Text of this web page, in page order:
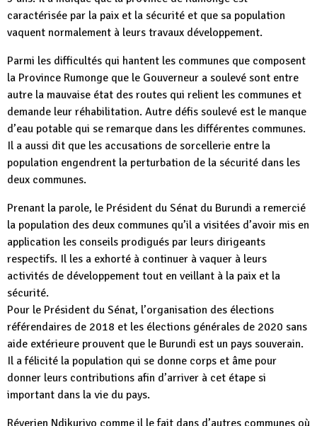
caractérisée par la paix et la sécurité et que sa population
vaquent normalement à leurs travaux développement.
Parmi les difficultés qui hantent les communes que composent
la Province Rumonge que le Gouverneur a soulevé sont entre
autre la mauvaise état des routes qui relient les communes et
demande leur réhabilitation. Autre défis soulevé est le manque
d’eau potable qui se remarque dans les différentes communes.
Il a aussi dit que les accusations de sorcellerie entre la
population engendrent la perturbation de la sécurité dans les
deux communes.
Prenant la parole, le Président du Sénat du Burundi a remercié
la population des deux communes qu’il a visitées d’avoir mis en
application les conseils prodigués par leurs dirigeants
respectifs. Il les a exhorté à continuer à vaquer à leurs
activités de développement tout en veillant à la paix et la
sécurité.
Pour le Président du Sénat, l’organisation des élections
référendaires de 2018 et les élections générales de 2020 sans
aide extérieure prouvent que le Burundi est un pays souverain.
Il a félicité la population qui se donne corps et âme pour
donner leurs contributions afin d’arriver à cet étape si
important dans la vie du pays.